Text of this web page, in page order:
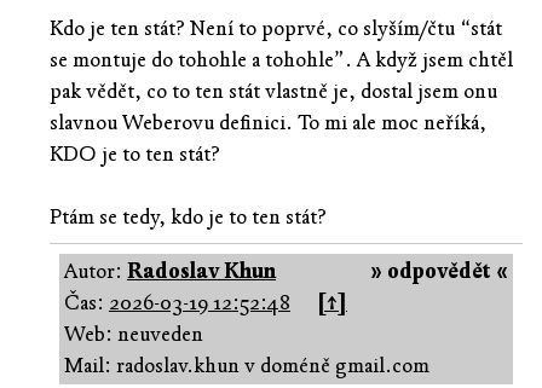
Kdo je ten stát? Není to poprvé, co slyším/čtu “stát
se montuje do tohohle a tohohle”. A když jsem chtěl
pak vědět, co to ten stát vlastně je, dostal jsem onu
slavnou Weberovu definici. To mi ale moc neříká,
KDO je to ten stát?
Ptám se tedy, kdo je to ten stát?
» odpovědět «
Autor: Radoslav Khun
Čas: 2026-03-19 12:52:48
[↑]
Web: neuveden
Mail: radoslav.khun v doméně gmail.com